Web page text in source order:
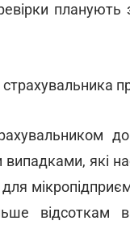
планують
страхувальника
які
для
відсоткам